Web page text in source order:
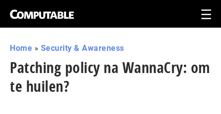
Home » Security & Awareness
Patching policy na WannaCry: om
te huilen?